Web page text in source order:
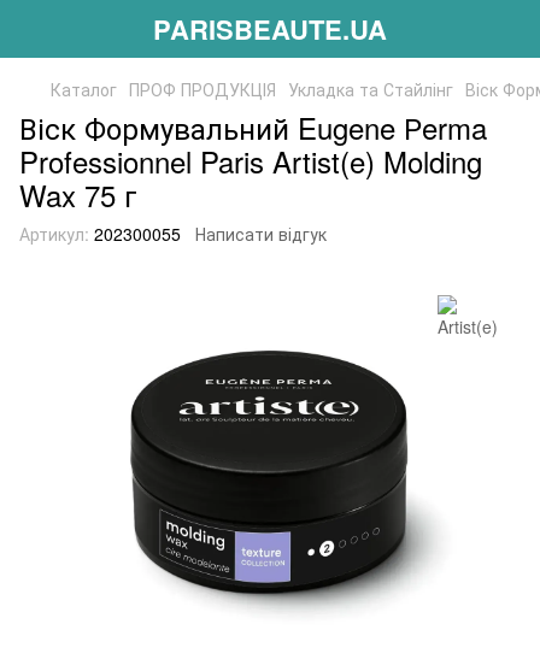
PARISBEAUTE.UA
Каталог ПРОФ ПРОДУКЦІЯ Укладка та Стайлінг Віск
Віск Формувальний Eugene Рerma
Professionnel Paris Artist(e) Molding
Wax 75 г
Артикул: 202300055 Написати відгук